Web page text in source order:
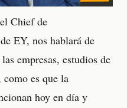
Chief de
EY, nos hablará de
empresas, estudios de
es que la
hoy en día y